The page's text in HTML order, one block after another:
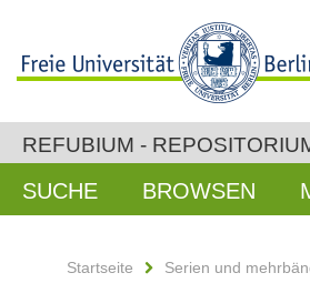
REFUBIUM -
SUCHE BROWSEN
Startseite Serien und